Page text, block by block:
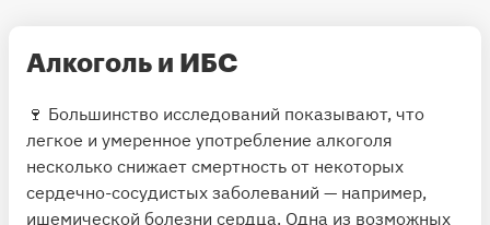
Алкоголь и ИБС
🍷 Большинство исследований показывают, что
легкое и умеренное употребление алкоголя
несколько снижает смертность от некоторых
сердечно-сосудистых заболеваний — например,
ишемической болезни сердца. Одна из возможных